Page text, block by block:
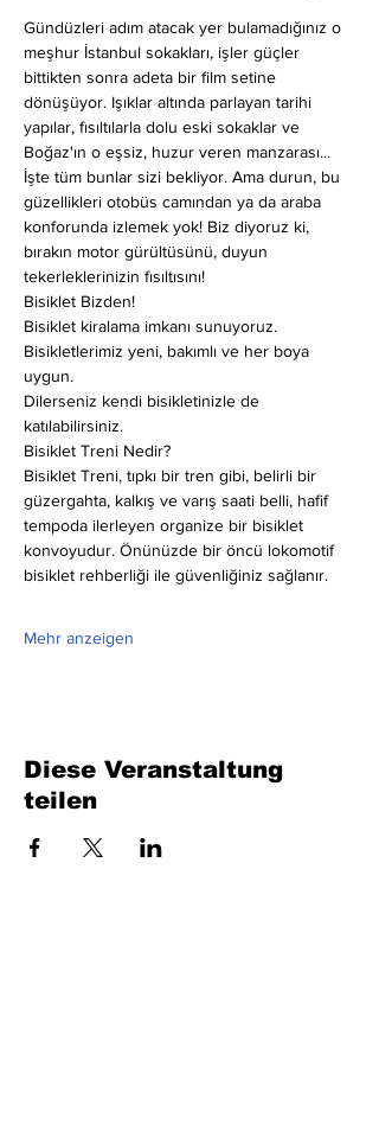
Gündüzleri adım atacak yer bulamadığınız o
meşhur İstanbul sokakları, işler güçler
bittikten sonra adeta bir film setine
dönüşüyor. Işıklar altında parlayan tarihi
yapılar, fısıltılarla dolu eski sokaklar ve
Boğaz'ın o eşsiz, huzur veren manzarası...
İşte tüm bunlar sizi bekliyor. Ama durun, bu
güzellikleri otobüs camından ya da araba
konforunda izlemek yok! Biz diyoruz ki,
bırakın motor gürültüsünü, duyun
tekerleklerinizin fısıltısını!
Bisiklet Bizden!
Bisiklet kiralama imkanı sunuyoruz.
Bisikletlerimiz yeni, bakımlı ve her boya
uygun.
Dilerseniz kendi bisikletinizle de
katılabilirsiniz.
Bisiklet Treni Nedir?
Bisiklet Treni, tıpkı bir tren gibi, belirli bir
güzergahta, kalkış ve varış saati belli, hafif
tempoda ilerleyen organize bir bisiklet
konvoyudur. Önünüzde bir öncü lokomotif
bisiklet rehberliği ile güvenliğiniz sağlanır.
Mehr anzeigen
Diese Veranstaltung
teilen